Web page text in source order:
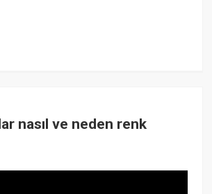
nasıl ve neden renk